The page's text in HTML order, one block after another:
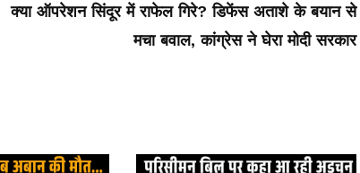
क्या ऑपरेशन सिंदूर में राफेल गिरे? डिफेंस अताशे के बयान से
मचा बवाल, कांग्रेस ने घेरा मोदी सरकार